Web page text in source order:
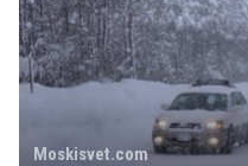
Moskisvet.com